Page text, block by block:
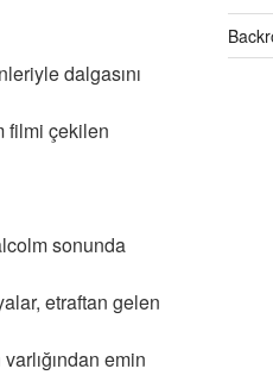
dalgasını
filmi çekilen
sonunda
etraftan gelen
emin